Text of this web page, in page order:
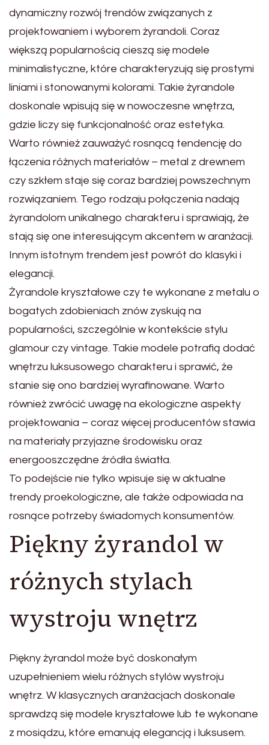
dynamiczny rozwój trendów związanych z
projektowaniem i wyborem żyrandoli. Coraz
większą popularnością cieszą się modele
minimalistyczne, które charakteryzują się prostymi
liniami i stonowanymi kolorami. Takie żyrandole
doskonale wpisują się w nowoczesne wnętrza,
gdzie liczy się funkcjonalność oraz estetyka.
Warto również zauważyć rosnącą tendencję do
łączenia różnych materiałów – metal z drewnem
czy szkłem staje się coraz bardziej powszechnym
rozwiązaniem. Tego rodzaju połączenia nadają
żyrandolom unikalnego charakteru i sprawiają, że
stają się one interesującym akcentem w aranżacji.
Innym istotnym trendem jest powrót do klasyki i
elegancji.
Żyrandole kryształowe czy te wykonane z metalu o
bogatych zdobieniach znów zyskują na
popularności, szczególnie w kontekście stylu
glamour czy vintage. Takie modele potrafią dodać
wnętrzu luksusowego charakteru i sprawić, że
stanie się ono bardziej wyrafinowane. Warto
również zwrócić uwagę na ekologiczne aspekty
projektowania – coraz więcej producentów stawia
na materiały przyjazne środowisku oraz
energooszczędne źródła światła.
To podejście nie tylko wpisuje się w aktualne
trendy proekologiczne, ale także odpowiada na
rosnące potrzeby świadomych konsumentów.
Piękny żyrandol w
różnych stylach
wystroju wnętrz
Piękny żyrandol może być doskonałym
uzupełnieniem wielu różnych stylów wystroju
wnętrz. W klasycznych aranżacjach doskonale
sprawdzą się modele kryształowe lub te wykonane
z mosiądzu, które emanują elegancją i luksusem.